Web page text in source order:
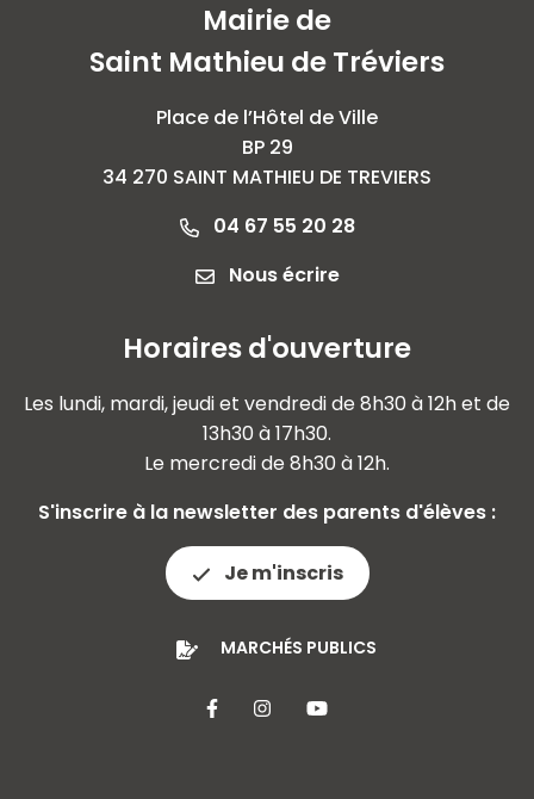
Mairie de
Saint Mathieu de Tréviers
Place de l’Hôtel de Ville
BP 29
34 270 SAINT MATHIEU DE TREVIERS
04 67 55 20 28
Nous écrire
Horaires d'ouverture
Les lundi, mardi, jeudi et vendredi de 8h30 à 12h et de
13h30 à 17h30.
Le mercredi de 8h30 à 12h.
S'inscrire à la newsletter des parents d'élèves :
Je m'inscris
MARCHÉS PUBLICS
Lien vers le compte Facebook
Lien vers le compte
Lien vers la chaîne